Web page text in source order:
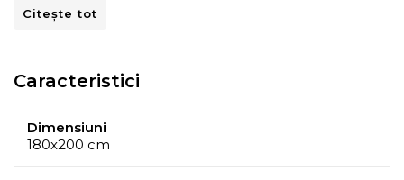
Citește tot
Caracteristici
Dimensiuni
180x200 cm